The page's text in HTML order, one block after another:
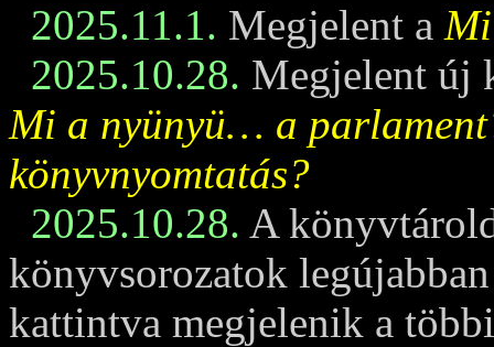
2025.11.1. Megjelent a
2025.10.28. Megjelent új
Mi a nyünyü… a
könyvnyomtatás?
2025.10.28. A
könyvsorozatok
kattintva megjelenik a